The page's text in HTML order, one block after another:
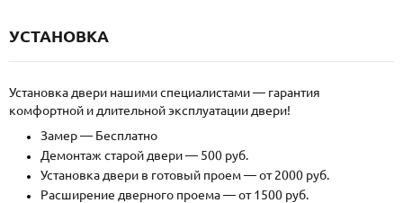
УСТАНОВКА
Установка двери нашими специалистами — гарантия
комфортной и длительной эксплуатации двери!
Замер — Бесплатно
Демонтаж старой двери — 500 руб.
Установка двери в готовый проем — от 2000 руб.
Расширение дверного проема — от 1500 руб.